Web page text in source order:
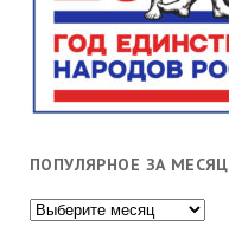
ПОПУЛЯРНОЕ ЗА МЕСЯЦ
Популярное